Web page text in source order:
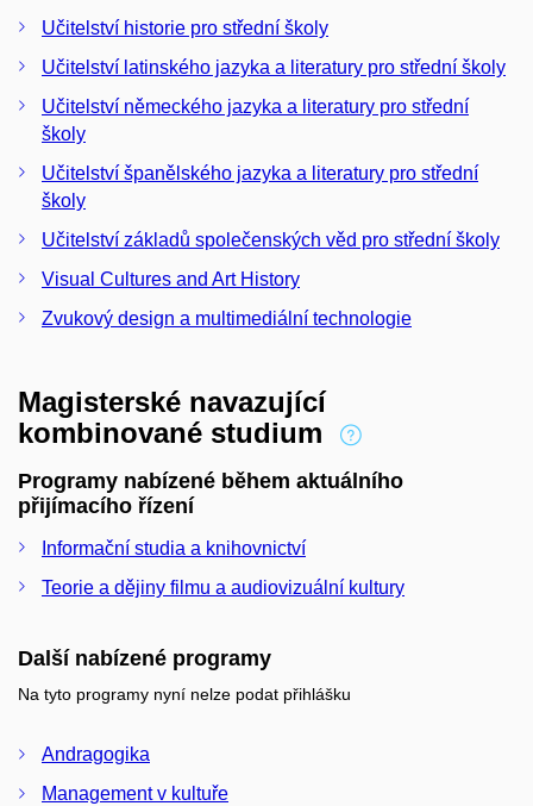
Učitelství historie pro střední školy
Učitelství latinského jazyka a literatury pro střední školy
Učitelství německého jazyka a literatury pro střední
školy
Učitelství španělského jazyka a literatury pro střední
školy
Učitelství základů společenských věd pro střední školy
Visual Cultures and Art History
Zvukový design a multimediální technologie
Magisterské navazující
kombinované studium
Programy nabízené během aktuálního
přijímacího řízení
Informační studia a knihovnictví
Teorie a dějiny filmu a audiovizuální kultury
Další nabízené programy
Na tyto programy nyní nelze podat přihlášku
Andragogika
Management v kultuře